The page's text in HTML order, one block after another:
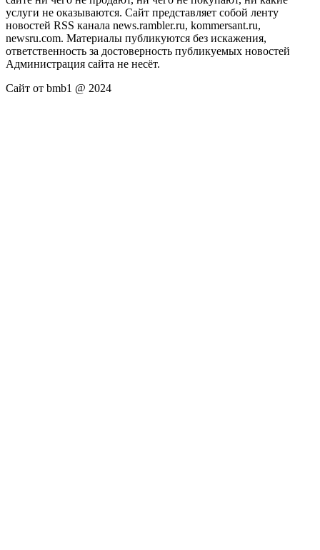
услуги не оказываются. Сайт представляет собой ленту
новостей RSS канала news.rambler.ru, kommersant.ru,
newsru.com. Материалы публикуются без искажения,
ответственность за достоверность публикуемых новостей
Администрация сайта не несёт.
Сайт от bmb1 @ 2024